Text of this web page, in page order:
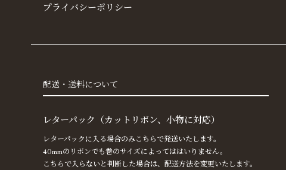
プライバシーポリシー
配送・送料について
レターパック（カットリボン、小物に対応）
レターパックに入る場合のみこちらで発送いたします。
40mmのリボンでも巻のサイズによってははいりません。
こちらで入らないと判断した場合は、配送方法を変更いたします。